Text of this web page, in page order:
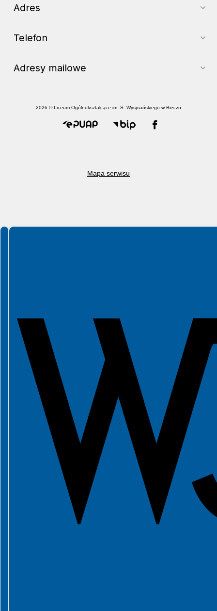
Adres
Telefon
Adresy mailowe
2026 © Liceum Ogólnokształcące im. S. Wyspiańskiego w Bieczu
Mapa serwisu
Spełniamy standardy WCAG 2.2
Spełniamy standardy W3C